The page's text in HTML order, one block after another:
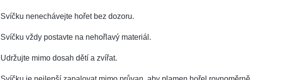
Svíčku nenechávejte hořet bez dozoru.
Svíčku vždy postavte na nehořlavý materiál.
Udržujte mimo dosah dětí a zvířat.